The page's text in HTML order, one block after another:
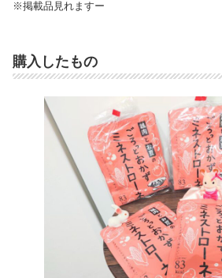
※掲載品見れますー
購入したもの